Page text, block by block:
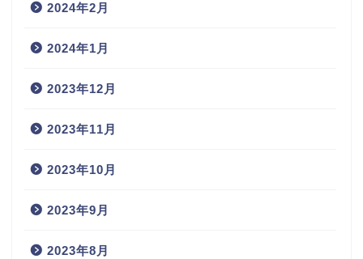
2024年2月
2024年1月
2023年12月
2023年11月
2023年10月
2023年9月
2023年8月